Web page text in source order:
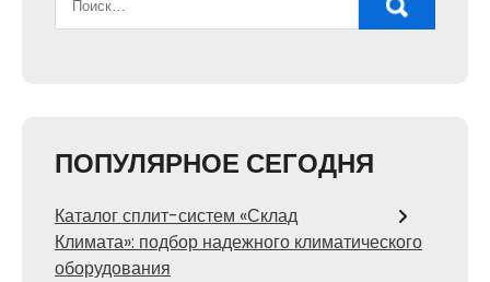
ПОПУЛЯРНОЕ СЕГОДНЯ
Каталог сплит-систем «Склад
Климата»: подбор надежного климатического
оборудования